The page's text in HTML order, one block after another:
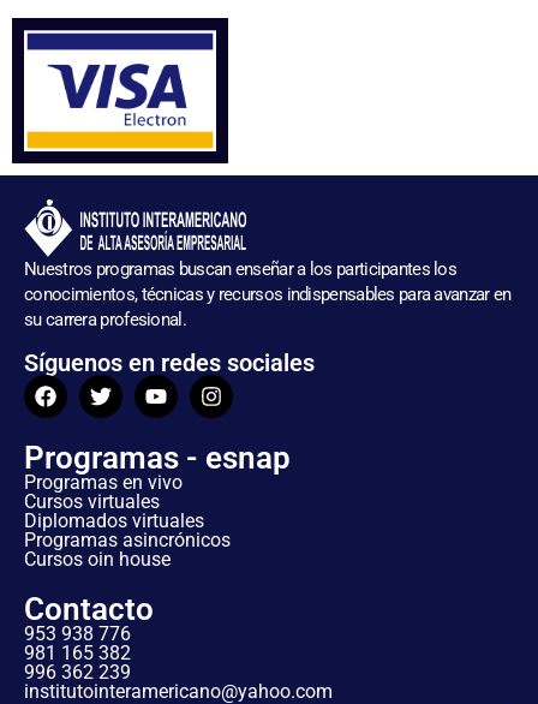
Nuestros programas buscan enseñar a los participantes los
conocimientos, técnicas y recursos indispensables para avanzar en
su carrera profesional.
Síguenos en redes sociales
Programas - esnap
Programas en vivo
Cursos virtuales
Diplomados virtuales
Programas asincrónicos
Cursos oin house
Contacto
953 938 776
981 165 382
996 362 239
institutointeramericano@yahoo.com